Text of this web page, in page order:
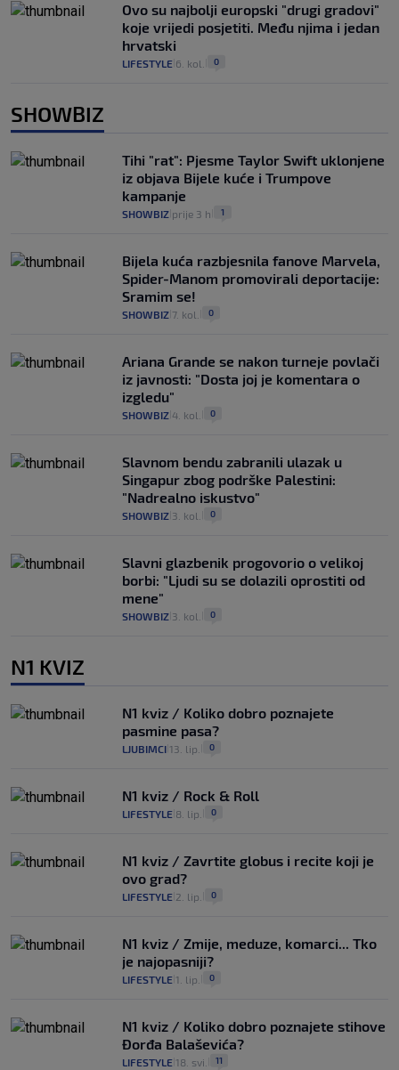
Ovo su najbolji europski "drugi gradovi"
koje vrijedi posjetiti. Među njima i jedan
hrvatski
LIFESTYLE 6. kol. 0
SHOWBIZ
Tihi "rat": Pjesme Taylor Swift uklonjene
iz objava Bijele kuće i Trumpove
kampanje
SHOWBIZ prije 3 h 1
Bijela kuća razbjesnila fanove Marvela,
Spider-Manom promovirali deportacije:
Sramim se!
SHOWBIZ 7. kol. 0
Ariana Grande se nakon turneje povlači
iz javnosti: "Dosta joj je komentara o
izgledu"
SHOWBIZ 4. kol. 0
Slavnom bendu zabranili ulazak u
Singapur zbog podrške Palestini:
"Nadrealno iskustvo"
SHOWBIZ 3. kol. 0
Slavni glazbenik progovorio o velikoj
borbi: "Ljudi su se dolazili oprostiti od
mene"
SHOWBIZ 3. kol. 0
N1 KVIZ
N1 kviz / Koliko dobro poznajete
pasmine pasa?
LJUBIMCI 13. lip. 0
N1 kviz / Rock & Roll
LIFESTYLE 8. lip. 0
N1 kviz / Zavrtite globus i recite koji je
ovo grad?
LIFESTYLE 2. lip. 0
N1 kviz / Zmije, meduze, komarci... Tko
je najopasniji?
LIFESTYLE 1. lip. 0
N1 kviz / Koliko dobro poznajete stihove
Đorđa Balaševića?
LIFESTYLE 18. svi. 11